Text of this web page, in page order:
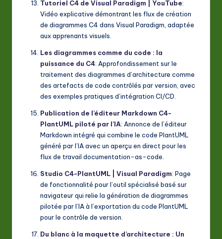
Tutoriel C4 de Visual Paradigm | YouTube:
Vidéo explicative démontrant les flux de création
de diagrammes C4 dans Visual Paradigm, adaptée
aux apprenants visuels.
Les diagrammes comme du code : la
puissance du C4: Approfondissement sur le
traitement des diagrammes d’architecture comme
des artefacts de code contrôlés par version, avec
des exemples pratiques d’intégration CI/CD.
Publication de l’éditeur Markdown C4-
PlantUML piloté par l’IA: Annonce de l’éditeur
Markdown intégré qui combine le code PlantUML
généré par l’IA avec un aperçu en direct pour les
flux de travail documentation-as-code.
Studio C4-PlantUML | Visual Paradigm: Page
de fonctionnalité pour l’outil spécialisé basé sur
navigateur qui relie la génération de diagrammes
pilotée par l’IA à l’exportation du code PlantUML
pour le contrôle de version.
Du blanc à la maquette d’architecture : Un